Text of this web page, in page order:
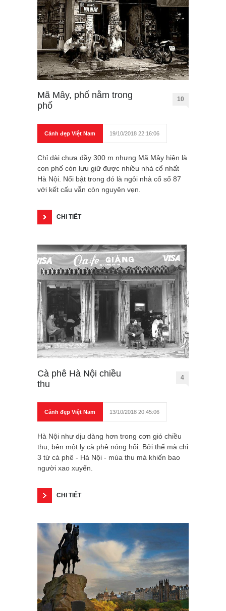
Mã Mây, phố nằm trong
phố
10
Cảnh đẹp Việt Nam 19/10/2018 22:16:06
Chỉ dài chưa đầy 300 m nhưng Mã Mây hiện là
con phố còn lưu giữ được nhiều nhà cổ nhất
Hà Nội. Nổi bật trong đó là ngôi nhà cổ số 87
với kết cấu vẫn còn nguyên vẹn.
CHI TIẾT
Cà phê Hà Nội chiều
thu
4
Cảnh đẹp Việt Nam 13/10/2018 20:45:06
Hà Nội như dịu dàng hơn trong cơn gió chiều
thu, bên một ly cà phê nóng hổi. Bởi thế mà chỉ
3 từ cà phê - Hà Nội - mùa thu mà khiến bao
người xao xuyến.
CHI TIẾT